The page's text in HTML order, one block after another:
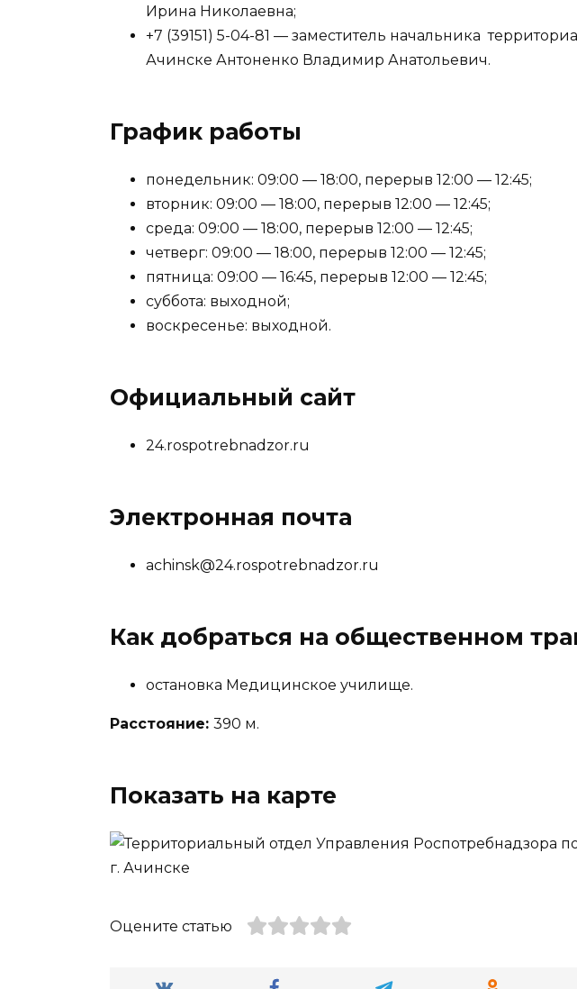
Ирина Николаевна;
+7 (39151) 5-04-81 — заместитель начальника
Ачинске Антоненко Владимир Анатольевич.
График работы
понедельник: 09:00 — 18:00, перерыв 12:00 — 12:45;
вторник: 09:00 — 18:00, перерыв 12:00 — 12:45;
среда: 09:00 — 18:00, перерыв 12:00 — 12:45;
четверг: 09:00 — 18:00, перерыв 12:00 — 12:45;
пятница: 09:00 — 16:45, перерыв 12:00 — 12:45;
суббота: выходной;
воскресенье: выходной.
Официальный сайт
24.rospotrebnadzor.ru
Электронная почта
achinsk@24.rospotrebnadzor.ru
Как добраться на общественном
остановка Медицинское училище.
Расстояние: 390 м.
Показать на карте
Оцените статью